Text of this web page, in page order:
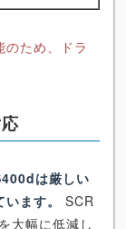
ため、ドラ
は厳しい
ます。
SCR
大幅に低減し